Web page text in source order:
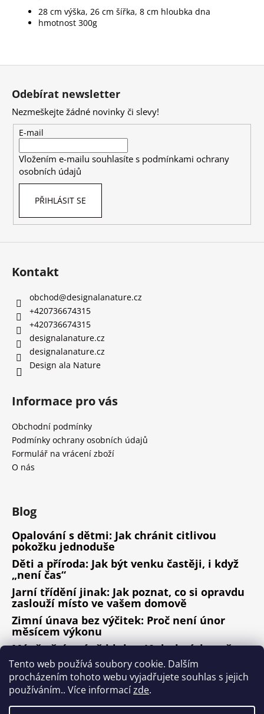
Tento web používá soubory cookie. Dalším
procházením tohoto webu vyjadřujete souhlas s jejich
používáním.. Více informacízde.
28 cm výška, 26 cm šířka, 8 cm hloubka dna
hmotnost 300g
Z
Odebírat newsletter
Nezmeškejte žádné novinky či slevy!
E-mail
Vložením e-mailu souhlasíte s podmínkami ochrany
osobních údajů
PŘIHLÁSIT SE
Kontakt
obchod@designalanature.cz
+420736674315
+420736674315
designalanature.cz
designalanature.cz
Design ala Nature
Informace pro vás
Obchodní podmínky
Podmínky ochrany osobních údajů
Formulář na vrácení zboží
O nás
Blog
Opalování s dětmi: Jak chránit citlivou
pokožku jednoduše
Děti a příroda: Jak být venku častěji, i když
„není čas“
Jarní třídění jinak: Jak poznat, co si opravdu
zaslouží místo ve vašem domově
Zimní únava bez výčitek: Proč není únor
měsícem výkonu
Méně věcí, méně hluku: 10 drobných změn,
které fungují
ARCHIV